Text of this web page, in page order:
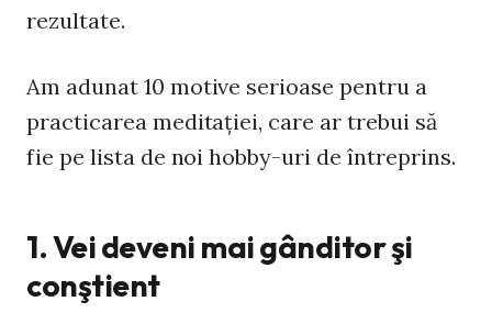
rezultate.
Am adunat 10 motive serioase pentru a
practicarea meditaţiei, care ar trebui să
fie pe lista de noi hobby-uri de întreprins.
1. Vei deveni mai gânditor şi
conştient